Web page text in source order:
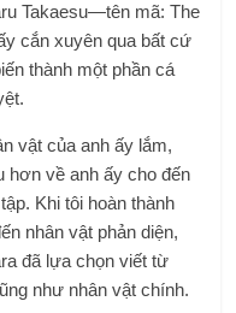
Takaesu—tên mã: The
cắn xuyên qua bất cứ
thành một phần cá
vật của anh ấy lắm,
hơn về anh ấy cho đến
Khi tôi hoàn thành
nhân vật phản diện,
đã lựa chọn viết từ
như nhân vật chính.